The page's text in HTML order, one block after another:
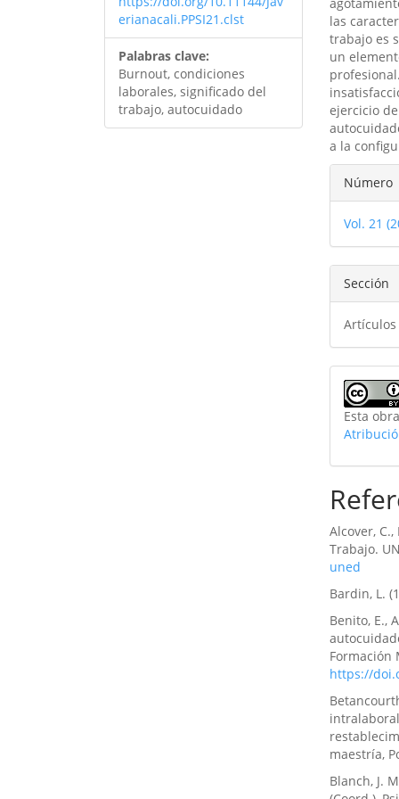
erianacali.PPSI21.clst
Palabras clave:
Burnout, condiciones
laborales, significado del
trabajo, autocuidado
las
trabajo es
un
ejercicio
a la
del
Número
Vol. 21
Sección
Esta
Alcover,
Trabajo.
uned
Bardin, L.
Benito, E.,
Formación
https://
maestría,
Blanch, J.